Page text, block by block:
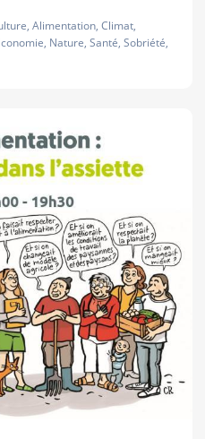
, Alimentation, Climat,
, Nature, Santé, Sobriété,